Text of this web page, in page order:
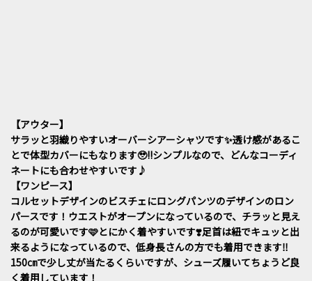
【アウター】
サラッと羽織りやすいオーバーシアーシャツです✨透け感があるこ
とで体型カバーにもなります🥹‼️シンプルなので、どんなコーディ
ネートにも合わせやすいです♪
【ワンピース】
コルセットデザインのビスチェにロングパンツのデザインのロン
パースです！ウエストがオープンになっているので、チラッと見え
るのが可愛いです🩷とにかく着やすいです❣️足首は紐でキュッと出
来るようになっているので、低身長さんの方でも着用できます‼️
150㎝で少し丈が当たるくらいですが、シューズ履いてちょうど良
く着用しています！